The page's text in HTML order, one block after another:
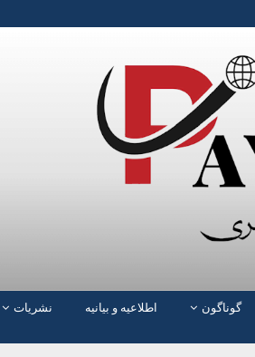
گوناگون اطلاعیه و بیانیه نشریات